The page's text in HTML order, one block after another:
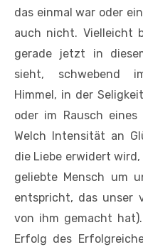
das einmal war oder
auch nicht. Vielleicht
gerade jetzt in
sieht, schwebend
Himmel, in der
oder im Rausch eines
Welch Intensität an
die Liebe erwidert
geliebte Mensch um
entspricht, das unser
von ihm gemacht
Erfolg des